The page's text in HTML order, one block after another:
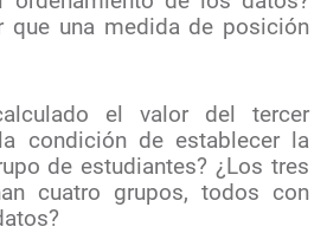
que una medida de posición
el valor del tercer
condición de establecer la
de estudiantes? ¿Los tres
cuatro grupos, todos con